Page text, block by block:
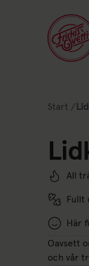
Länk till:
Start /
All
Fullt
Här
Oavsett
och vår